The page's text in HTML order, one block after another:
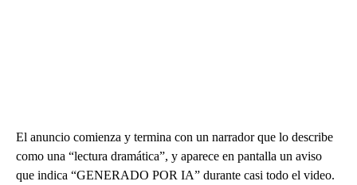
El anuncio comienza y termina con un narrador que lo describe
como una “lectura dramática”, y aparece en pantalla un aviso
que indica “GENERADO POR IA” durante casi todo el video.